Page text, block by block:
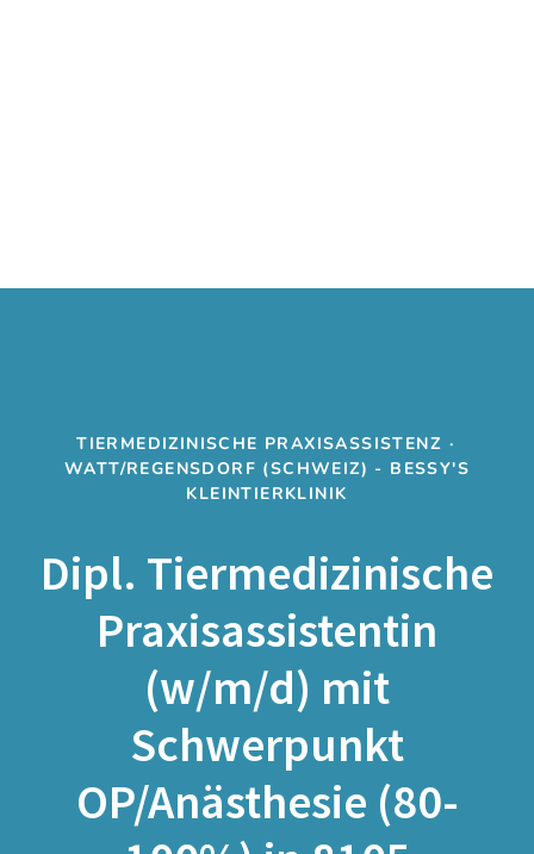
TIERMEDIZINISCHE PRAXISASSISTENZ ·
WATT/REGENSDORF (SCHWEIZ) - BESSY'S
KLEINTIERKLINIK
Dipl. Tiermedizinische
Praxisassistentin
(w/m/d) mit
Schwerpunkt
OP/Anästhesie (80-